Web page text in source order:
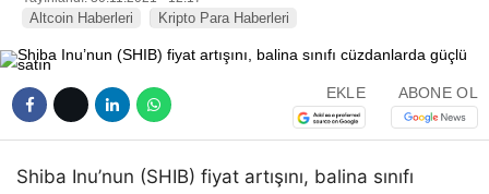
Altcoin Haberleri Kripto Para Haberleri
EKLE ABONE OL
Shiba Inu’nun (SHIB) fiyat artışını, balina sınıfı